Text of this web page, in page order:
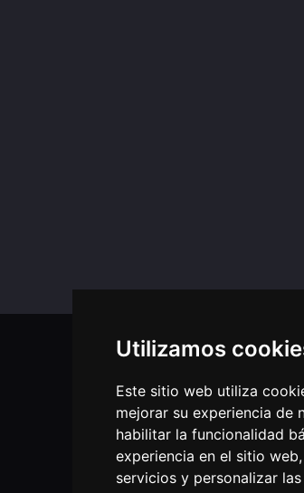
Utilizamos
Este sitio web utiliza
mejorar su experiencia de
habilitar la funcionalidad
experiencia en el sitio web,
servicios y personalizar
Aviso
Política de
Quiénes